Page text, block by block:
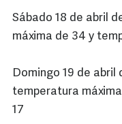
Sábado 18 de abril
máxima de 34 y
Domingo 19 de abril
temperatura
17